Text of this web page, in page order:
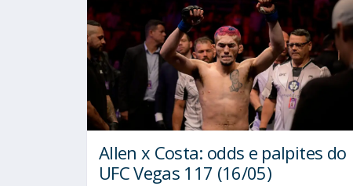
Allen x Costa: odds e palpites do
UFC Vegas 117 (16/05)